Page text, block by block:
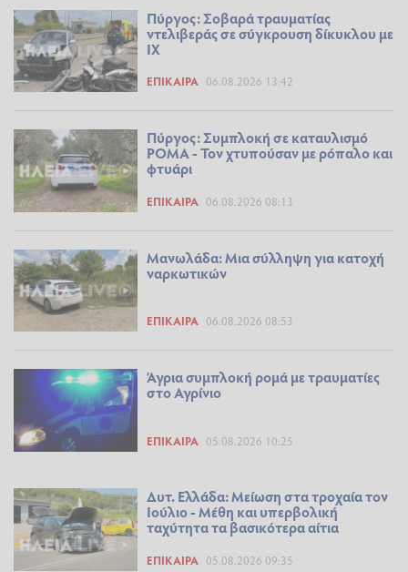
Πύργος: Σοβαρά τραυματίας
ντελιβεράς σε σύγκρουση δίκυκλου με
ΙΧ
ΕΠΊΚΑΙΡΑ 06.08.2026 13:42
Πύργος: Συμπλοκή σε καταυλισμό
ΡΟΜΑ - Τον χτυπούσαν με ρόπαλο και
φτυάρι
ΕΠΊΚΑΙΡΑ 06.08.2026 08:13
Μανωλάδα: Μια σύλληψη για κατοχή
ναρκωτικών
ΕΠΊΚΑΙΡΑ 06.08.2026 08:53
Άγρια συμπλοκή ρομά με τραυματίες
στο Αγρίνιο
ΕΠΊΚΑΙΡΑ 05.08.2026 10:25
Δυτ. Ελλάδα: Μείωση στα τροχαία τον
Ιούλιο - Μέθη και υπερβολική
ταχύτητα τα βασικότερα αίτια
ΕΠΊΚΑΙΡΑ 05.08.2026 09:35